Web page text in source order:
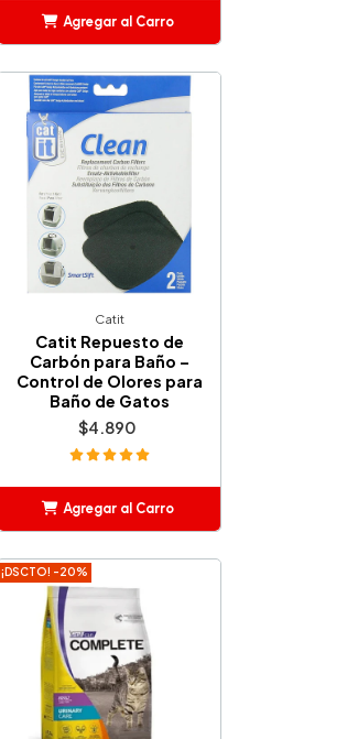
Agregar al Carro
Catit
Catit Repuesto de
Carbón para Baño –
Control de Olores para
Baño de Gatos
$4.890
Agregar al Carro
¡DSCTO! -20%